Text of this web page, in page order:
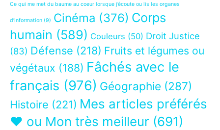
Ce qui me met du baume au coeur lorsque j’écoute ou lis les organes
d’information (9) Cinéma (376) Corps
humain (589) Couleurs (50) Droit Justice
(83) Défense (218) Fruits et légumes ou
végétaux (188) Fâchés avec le
français (976) Géographie (287)
Histoire (221) Mes articles préférés
❤ ou Mon très meilleur (691)